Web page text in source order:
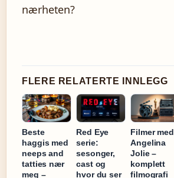
nærheten?
FLERE RELATERTE INNLEGG
Beste
haggis med
neeps and
tatties nær
meg –
Red Eye
serie:
sesonger,
cast og
hvor du ser
Filmer med
Angelina
Jolie –
komplett
filmografi